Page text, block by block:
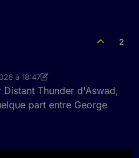
2
à 18:47
Thunder d'Aswad,
part entre George